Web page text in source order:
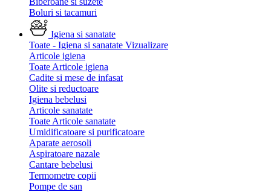
Boluri si tacamuri
Igiena si sanatate
Toate - Igiena si sanatate Vizualizare
Articole igiena
Toate Articole igiena
Cadite si mese de infasat
Olite si reductoare
Igiena bebelusi
Articole sanatate
Toate Articole sanatate
Umidificatoare si purificatoare
Aparate aerosoli
Aspiratoare nazale
Cantare bebelusi
Termometre copii
Pompe de san